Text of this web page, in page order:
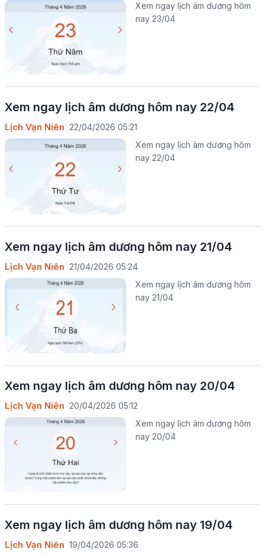
Xem ngay lịch âm dương hôm
nay 23/04
Xem ngay lịch âm dương hôm nay 22/04
Lịch Vạn Niên 22/04/2026 05:21
Xem ngay lịch âm dương hôm
nay 22/04
Xem ngay lịch âm dương hôm nay 21/04
Lịch Vạn Niên 21/04/2026 05:24
Xem ngay lịch âm dương hôm
nay 21/04
Xem ngay lịch âm dương hôm nay 20/04
Lịch Vạn Niên 20/04/2026 05:12
Xem ngay lịch âm dương hôm
nay 20/04
Xem ngay lịch âm dương hôm nay 19/04
Lịch Vạn Niên 19/04/2026 05:36